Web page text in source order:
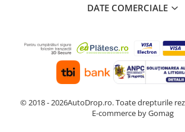
DATE COMERCIALE
© 2018 - 2026AutoDrop.ro. Toate drepturile
E-commerce by Gomag